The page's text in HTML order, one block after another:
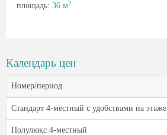
площадь: 36 м2
Календарь цен
Номер/период
Стандарт 4-местный с удобствами на этаже
Полулюкс 4-местный